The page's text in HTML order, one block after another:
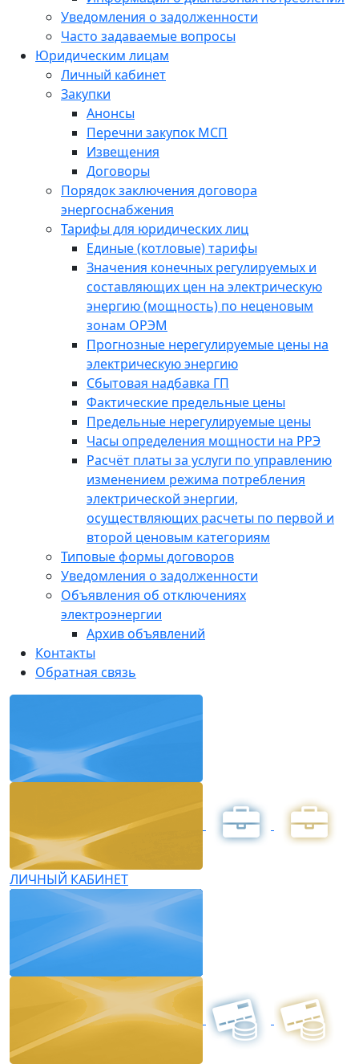
Уведомления о задолженности
Часто задаваемые вопросы
Юридическим лицам
Личный кабинет
Закупки
Анонсы
Перечни закупок МСП
Извещения
Договоры
Порядок заключения договора
энергоснабжения
Тарифы для юридических лиц
Единые (котловые) тарифы
Значения конечных регулируемых и
составляющих цен на электрическую
энергию (мощность) по неценовым
зонам ОРЭМ
Прогнозные нерегулируемые цены на
электрическую энергию
Сбытовая надбавка ГП
Фактические предельные цены
Предельные нерегулируемые цены
Часы определения мощности на РРЭ
Расчёт платы за услуги по управлению
изменением режима потребления
электрической энергии,
осуществляющих расчеты по первой и
второй ценовым категориям
Типовые формы договоров
Уведомления о задолженности
Объявления об отключениях
электроэнергии
Архив объявлений
Контакты
Обратная связь
ЛИЧНЫЙ КАБИНЕТ